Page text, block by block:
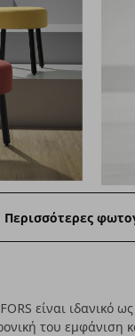
Περισσότερες
είναι ιδανικό
του εμφάνιση